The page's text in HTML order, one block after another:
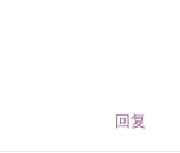
回复